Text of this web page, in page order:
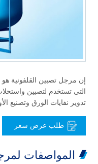
إن مرجل تصبين القلفونية هو
التي تستخدم لتصبين
تدوير نفايات الورق وتصنيع
طلب عرض سعر
المواصفات